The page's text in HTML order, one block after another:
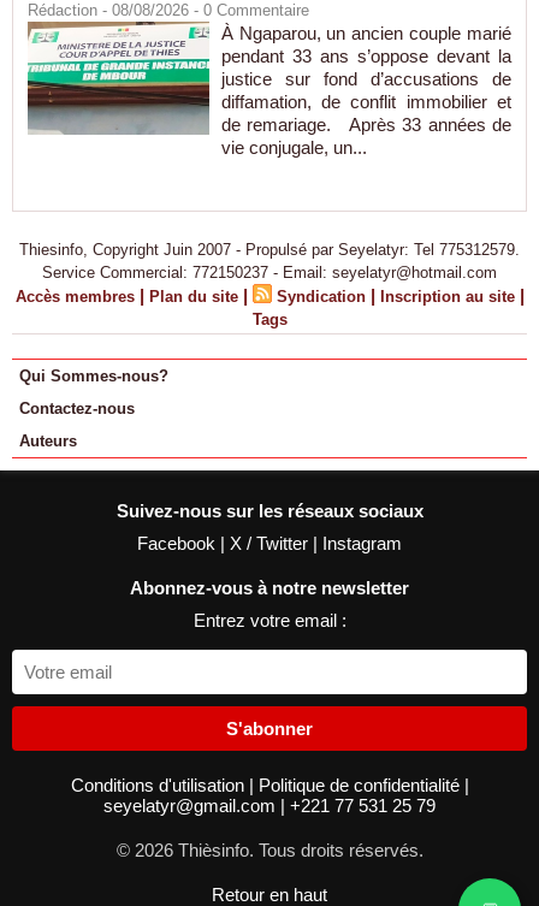
Rédaction - 08/08/2026 - 0 Commentaire
À Ngaparou, un ancien couple marié
pendant 33 ans s’oppose devant la
justice sur fond d’accusations de
diffamation, de conflit immobilier et
de remariage. Après 33 années de
vie conjugale, un...
Thiesinfo, Copyright Juin 2007 - Propulsé par Seyelatyr: Tel 775312579.
Service Commercial: 772150237 - Email: seyelatyr@hotmail.com
Accès membres | Plan du site | Syndication | Inscription au site |
Tags
Qui Sommes-nous?
Contactez-nous
Auteurs
Suivez-nous sur les réseaux sociaux
Facebook | X / Twitter | Instagram
Abonnez-vous à notre newsletter
Entrez votre email :
S'abonner
Conditions d'utilisation | Politique de confidentialité |
seyelatyr@gmail.com | +221 77 531 25 79
© 2026 Thièsinfo. Tous droits réservés.
Retour en haut